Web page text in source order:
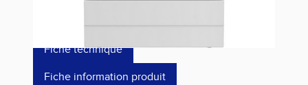
Fiche technique
Fiche information produit